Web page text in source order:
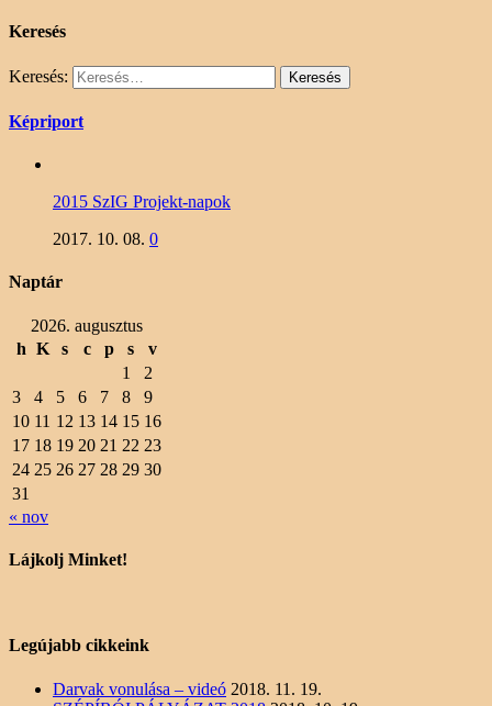
Keresés
Keresés:
Képriport
2015 SzIG Projekt-napok
2017. 10. 08. 0
Naptár
2026. augusztus
h K s c p s
v
1
2
3
4 5 6 7 8
9
10 11 12 13 14 15 16
17 18 19 20 21 22 23
24 25 26 27 28 29 30
31
« nov
Lájkolj Minket!
Legújabb cikkeink
Darvak vonulása – videó 2018. 11. 19.